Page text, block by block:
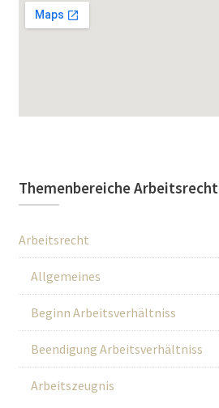
Themenbereiche Arbeitsrecht
Arbeitsrecht
Allgemeines
Beginn Arbeitsverhältniss
Beendigung Arbeitsverhältniss
Arbeitszeugnis